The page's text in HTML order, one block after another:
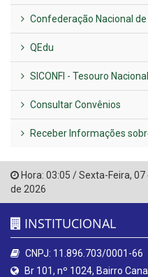
Confederação Nacional de
QEdu
SICONFI - Tesouro Nacional
Consultar Convênios
Receber Informações
Hora: 03:05 /Sexta-Feira, 07
de 2026
INSTITUCIONAL
CNPJ: 11.896.703/0001-66
Br 101, nº 1024, Bairro